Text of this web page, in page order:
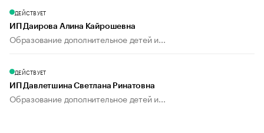
ДЕЙСТВУЕТ
ИП Даирова Алина Кайрошевна
Образование дополнительное детей и...
ДЕЙСТВУЕТ
ИП Давлетшина Светлана Ринатовна
Образование дополнительное детей и...